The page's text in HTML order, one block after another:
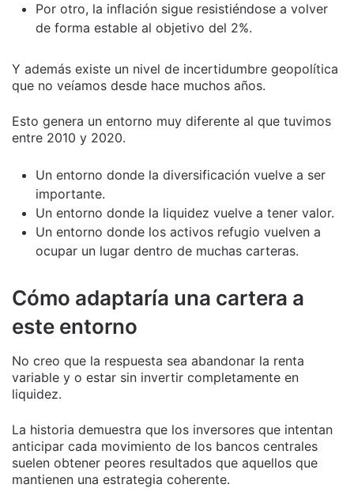
Por otro, la inflación sigue resistiéndose a volver
de forma estable al objetivo del 2%.
Y además existe un nivel de incertidumbre geopolítica
que no veíamos desde hace muchos años.
Esto genera un entorno muy diferente al que tuvimos
entre 2010 y 2020.
Un entorno donde la diversificación vuelve a ser
importante.
Un entorno donde la liquidez vuelve a tener valor.
Un entorno donde los activos refugio vuelven a
ocupar un lugar dentro de muchas carteras.
Cómo adaptaría una cartera a
este entorno
No creo que la respuesta sea abandonar la renta
variable y o estar sin invertir completamente en
liquidez.
La historia demuestra que los inversores que intentan
anticipar cada movimiento de los bancos centrales
suelen obtener peores resultados que aquellos que
mantienen una estrategia coherente.